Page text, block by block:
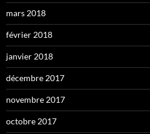
mars 2018
février 2018
janvier 2018
décembre 2017
novembre 2017
octobre 2017